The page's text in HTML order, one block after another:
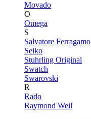
Movado
O
Omega
S
Salvatore Ferragamo
Seiko
Stuhrling Original
Swatch
Swarovski
R
Rado
Raymond Weil